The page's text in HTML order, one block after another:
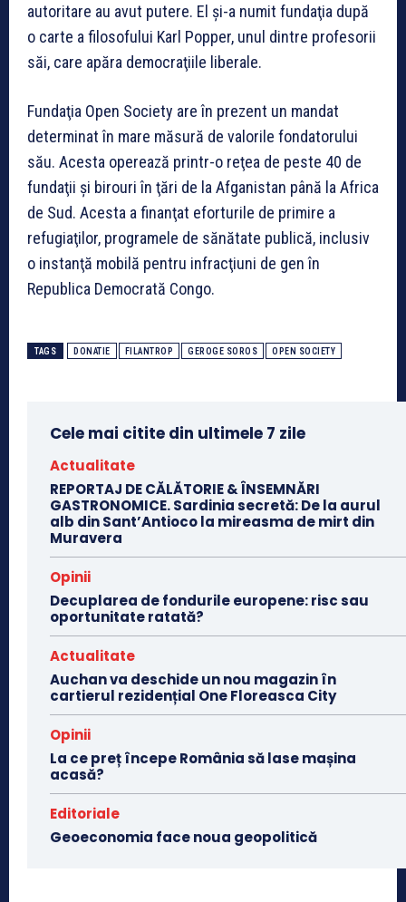
autoritare au avut putere. El şi-a numit fundaţia după
o carte a filosofului Karl Popper, unul dintre profesorii
săi, care apăra democraţiile liberale.
Fundaţia Open Society are în prezent un mandat
determinat în mare măsură de valorile fondatorului
său. Acesta operează printr-o reţea de peste 40 de
fundaţii şi birouri în ţări de la Afganistan până la Africa
de Sud. Acesta a finanţat eforturile de primire a
refugiaţilor, programele de sănătate publică, inclusiv
o instanţă mobilă pentru infracţiuni de gen în
Republica Democrată Congo.
TAGS DONATIE FILANTROP GEROGE SOROS OPEN SOCIETY
Cele mai citite din ultimele 7 zile
Actualitate
REPORTAJ DE CĂLĂTORIE & ÎNSEMNĂRI
GASTRONOMICE. Sardinia secretă: De la aurul
alb din Sant’Antioco la mireasma de mirt din
Muravera
Opinii
Decuplarea de fondurile europene: risc sau
oportunitate ratată?
Actualitate
Auchan va deschide un nou magazin în
cartierul rezidențial One Floreasca City
Opinii
La ce preț începe România să lase mașina
acasă?
Editoriale
Geoeconomia face noua geopolitică